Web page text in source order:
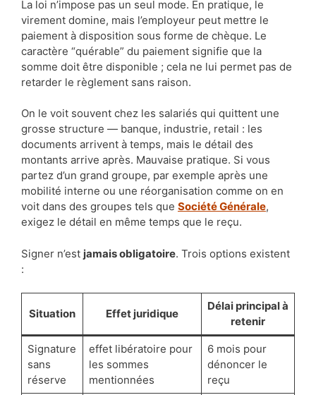
La loi n’impose pas un seul mode. En pratique, le
virement domine, mais l’employeur peut mettre le
paiement à disposition sous forme de chèque. Le
caractère “quérable” du paiement signifie que la
somme doit être disponible ; cela ne lui permet pas de
retarder le règlement sans raison.
On le voit souvent chez les salariés qui quittent une
grosse structure — banque, industrie, retail : les
documents arrivent à temps, mais le détail des
montants arrive après. Mauvaise pratique. Si vous
partez d’un grand groupe, par exemple après une
mobilité interne ou une réorganisation comme on en
voit dans des groupes tels que Société Générale,
exigez le détail en même temps que le reçu.
Signer n’est jamais obligatoire. Trois options existent
:
Situation Effet juridique
Délai principal à
retenir
Signature
sans
réserve
effet libératoire pour
les sommes
mentionnées
6 mois pour
dénoncer le
reçu